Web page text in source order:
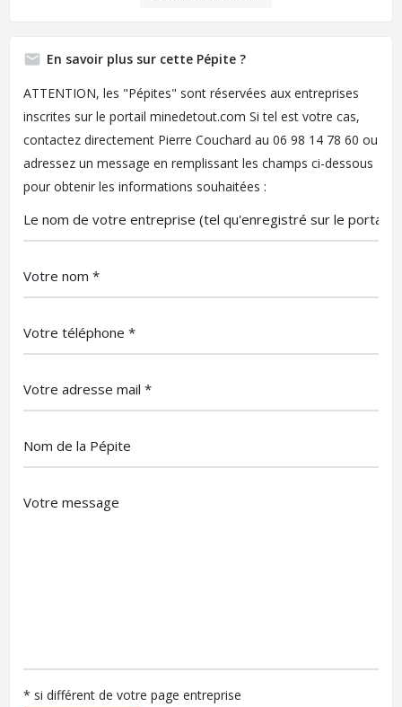
En savoir plus sur cette Pépite ?
ATTENTION, les "Pépites" sont réservées aux entreprises
inscrites sur le portail minedetout.com Si tel est votre cas,
contactez directement Pierre Couchard au 06 98 14 78 60 ou
adressez un message en remplissant les champs ci-dessous
pour obtenir les informations souhaitées :
* si différent de votre page entreprise